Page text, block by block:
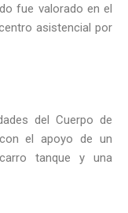
fue valorado en el
asistencial por
del Cuerpo de
el apoyo de un
tanque y una